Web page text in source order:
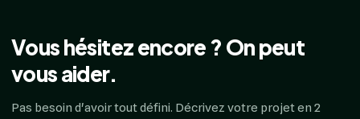
Vous hésitez encore ? On peut
vous aider.
Pas besoin d'avoir tout défini. Décrivez votre projet en 2